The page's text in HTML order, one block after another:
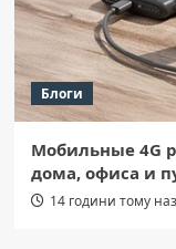
Блоги
Мобильные 4G
дома, офиса и
14 години тому